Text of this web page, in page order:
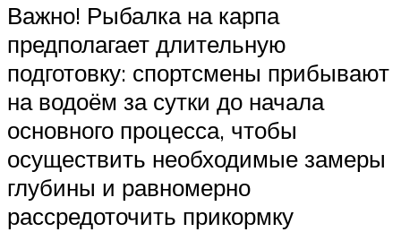
Важно! Рыбалка на карпа
предполагает длительную
подготовку: спортсмены прибывают
на водоём за сутки до начала
основного процесса, чтобы
осуществить необходимые замеры
глубины и равномерно
рассредоточить прикормку